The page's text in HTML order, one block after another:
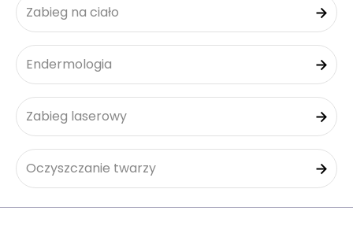
Zabieg na ciało
Endermologia
Zabieg laserowy
Oczyszczanie twarzy